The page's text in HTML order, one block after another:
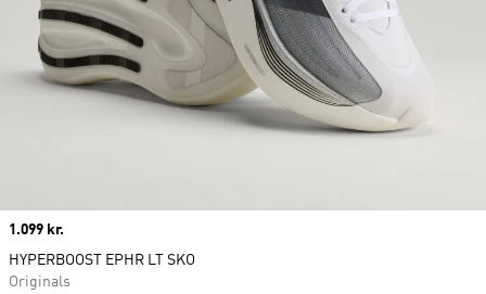
Price
1.099 kr.
HYPERBOOST EPHR LT SKO
Originals